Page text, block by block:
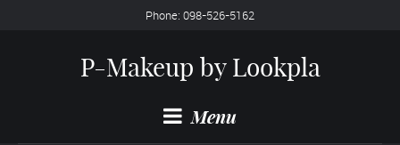
Phone: 098-526-5162
P-Makeup by Lookpla
Menu